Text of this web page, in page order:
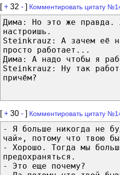
[+ 32 - ] Комментировать цитату
Дима: Но это же правда.
настроишь.
Steinkrauz: А зачем её
просто работает...
Дима: А надо чтобы я
Steinkrauz: Ну так
причём?
[+ 30 - ] Комментировать цитату
- Я больше никогда не
чай», потому что твою
- Хорошо. Тогда мы
предохраняться.
- Это еще почему?